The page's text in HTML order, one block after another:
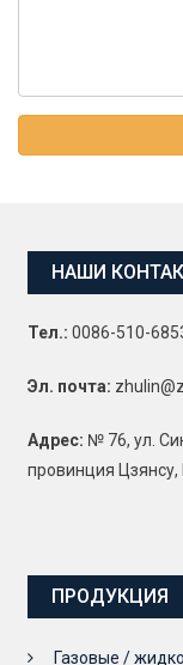
НАШИ
Тел.: 0086-510-
Эл. почта:
Адрес: № 76, ул.
провинция
ПРОДУКЦИЯ
Газовые /